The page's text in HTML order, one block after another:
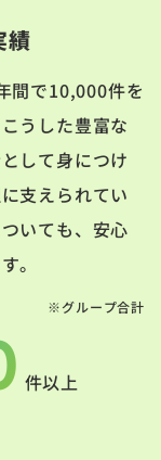
績
間で10,000件を
うした豊富な
して身につけ
支えられてい
いても、安心
。
※グループ合計
件以上